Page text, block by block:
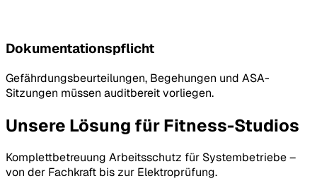
Dokumentationspflicht
Gefährdungsbeurteilungen, Begehungen und ASA-
Sitzungen müssen auditbereit vorliegen.
Unsere Lösung für Fitness-Studios
Komplettbetreuung Arbeitsschutz für Systembetriebe –
von der Fachkraft bis zur Elektroprüfung.